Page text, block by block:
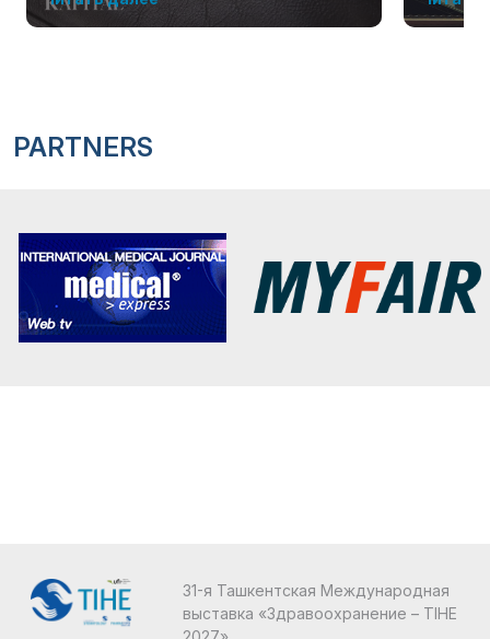
PARTNERS
31-я Ташкентская Международная
выставка «Здравоохранение – TIHE